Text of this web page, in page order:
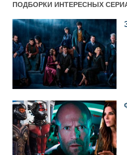
ПОДБОРКИ ИНТЕРЕСНЫХ